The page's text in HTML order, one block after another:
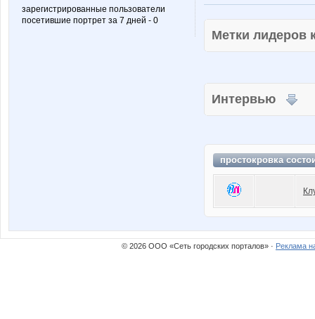
зарегистрированные пользователи
посетившие портрет за 7 дней - 0
Метки
Интервью
простокровка
© 2026 ООО «Сеть городских порталов» · Реклама